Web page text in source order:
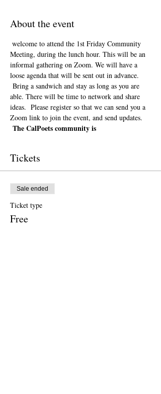
About the event
Meeting, during the lunch hour. This will be an
informal gathering on Zoom. We will have a
loose agenda that will be sent out in advance.
Bring a sandwich and stay as long as you are
able. There will be time to network and share
ideas.  Please register so that we can send you a
Zoom link to join the event, and send updates.
The CalPoets community is
Tickets
Sale ended
Ticket type
Free